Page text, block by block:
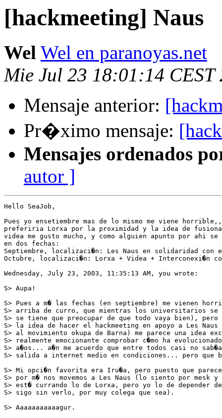
[hackmeeting] Naus
Wel Wel en paranoyas.net
Mie Jul 23 18:01:14 CEST
Mensaje anterior:
Pr�ximo mensaje:
Mensajes ordenados
autor ]
Hello SeaJob,
Pues yo ensetiembre mas de lo mismo me viene horrible,,
preferiria Lorxa por la proximidad y la idea de
videa me gusto mucho, y como alguien apunto por ahi
en dos fechas:
Septiembre, localizaci�n: Les Naus en solidaridad con
Octubre, localizaci�n: Lorxa + Videa + Interconexi�n
Wednesday, July 23, 2003, 11:35:13 AM, you wrote:
S> Aupa!
S> Pues a m� las fechas (en septiembre) me vienen
S> arriba de curro, que mientras los universitarios se
S> se tiene que preocupar de que todo vaya bien), pero
S> la idea de hacer el hackmeeting en apoyo a Les
S> al movimiento okupa de Barna) me parece una idea
S> realmente emocionante comprobar c�mo ha
S> a�os... a�n me acuerdo que entre todos casi no
S> salida a internet medio en condiciones... pero que
S> Mi opci�n favorita era Iru�a, pero puesto que
S> por m� nos movemos a Les Naus (lo siento por mesk
S> est� currando lo de Lorxa, pero yo lo de depender
S> sigo sin verlo, por muy colega que sea).
S> Aaaaaaaaaaagur.